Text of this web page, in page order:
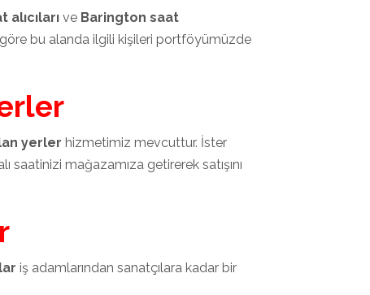
ve Barington saat
bu alanda ilgili kişileri portföyümüzde
yerler hizmetimiz mevcuttur. İster
saatinizi mağazamıza getirerek satışını
iş adamlarından sanatçılara kadar bir